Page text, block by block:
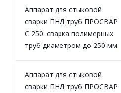
Аппарат для стыковой
сварки ПНД труб ПРОСВАР
С 250: сварка полимерных
труб диаметром до 250 мм
Аппарат для стыковой
сварки ПНД труб ПРОСВАР